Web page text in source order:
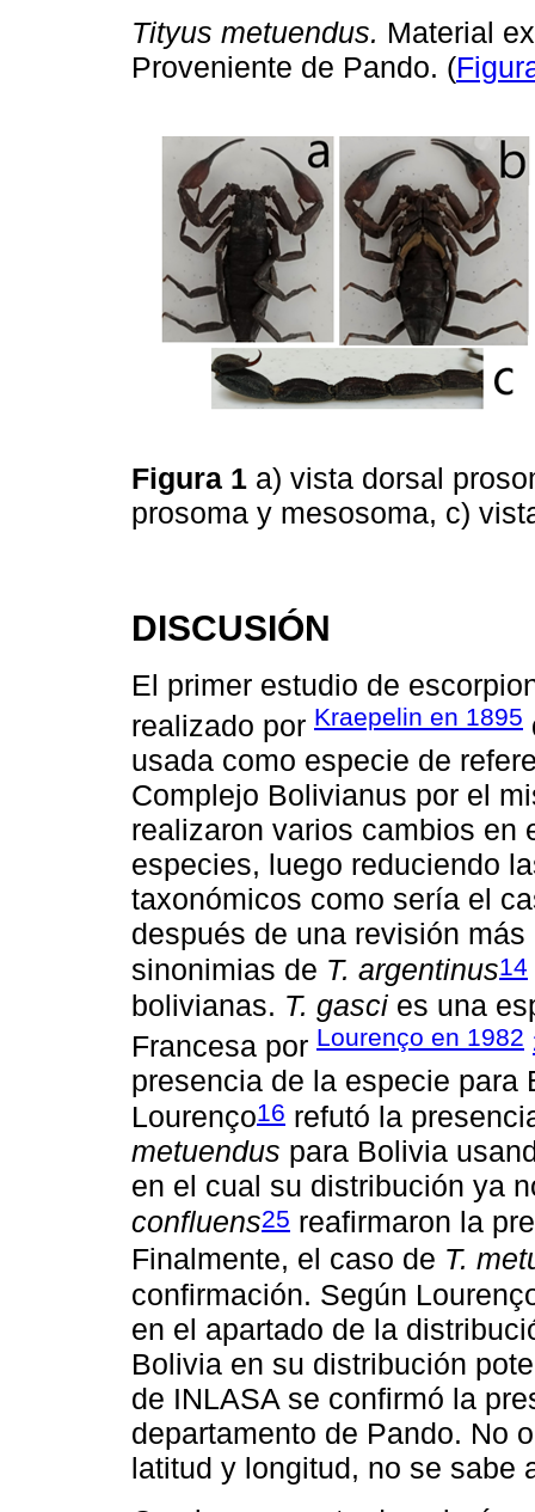
Tityus metuendus. Material
Proveniente de Pando. (
Figura 1 a) vista dorsal
prosoma y mesosoma, c)
DISCUSIÓN
El primer estudio de
realizado por Kraepelin en 1895
usada como especie de
Complejo Bolivianus por el
realizaron varios cambios en
especies, luego reduciendo
taxonómicos como sería el
después de una revisión
sinonimias de T. argentinus14
bolivianas. T. gasci es una
Francesa por Lourenço en 1982
presencia de la especie para
Lourenço16 refutó la
metuendus para Bolivia
en el cual su distribución ya
confluens25 reafirmaron la
Finalmente, el caso de T.
confirmación. Según
en el apartado de la
Bolivia en su distribución
de INLASA se confirmó la
departamento de Pando. No
latitud y longitud, no se sabe